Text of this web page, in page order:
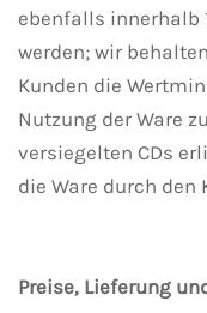
ebenfalls innerhalb
werden; wir
Kunden die
Nutzung der Ware
versiegelten CDs
die Ware durch den
Preise, Lieferung